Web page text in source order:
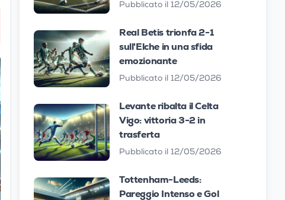
Pubblicato il 12/05/2026
Real Betis trionfa 2-1
sull'Elche in una sfida
emozionante
Pubblicato il 12/05/2026
Levante ribalta il Celta
Vigo: vittoria 3-2 in
trasferta
Pubblicato il 12/05/2026
Tottenham-Leeds:
Pareggio Intenso e Gol